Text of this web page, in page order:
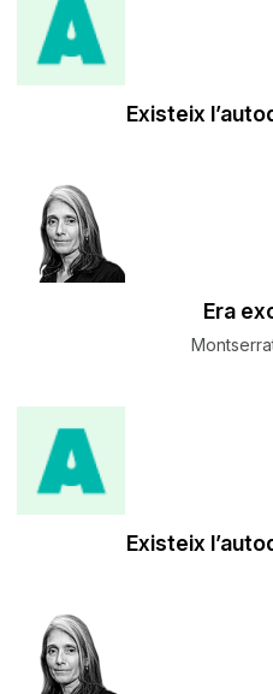
Existeix
​Era
Existeix